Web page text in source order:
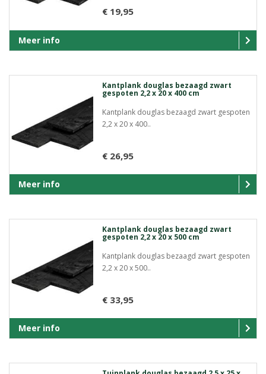
€ 19,95
Meer info
Kantplank douglas bezaagd zwart
gespoten 2,2 x 20 x 400 cm
Kantplank douglas bezaagd zwart gespoten
2,2 x 20 x 400..
€ 26,95
Meer info
Kantplank douglas bezaagd zwart
gespoten 2,2 x 20 x 500 cm
Kantplank douglas bezaagd zwart gespoten
2,2 x 20 x 500..
€ 33,95
Meer info